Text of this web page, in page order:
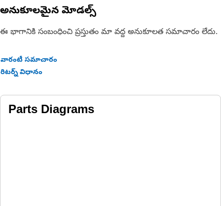
అనుకూలమైన మోడల్స్
ఈ భాగానికి సంబంధించి ప్రస్తుతం మా వద్ద అనుకూలత సమాచారం లేదు.
వారంటీ సమాచారం
రిటర్న్ విధానం
Parts Diagrams